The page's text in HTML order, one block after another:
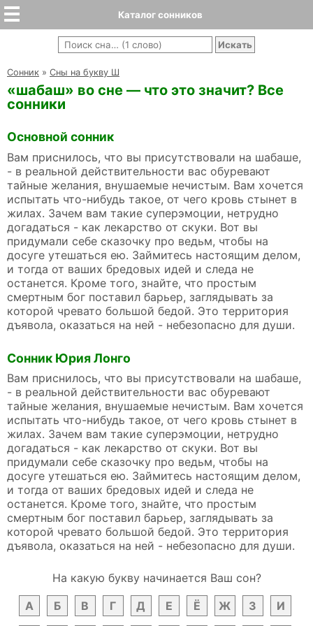
Каталог сонников
Cонник » Сны на букву Ш
«шабаш» во сне — что это значит? Все
сонники
Основной сонник
Вам приснилось, что вы присутствовали на шабаше,
- в реальной действительности вас обуревают
тайные желания, внушаемые нечистым. Вам хочется
испытать что-нибудь такое, от чего кровь стынет в
жилах. Зачем вам такие суперэмоции, нетрудно
догадаться - как лекарство от скуки. Вот вы
придумали себе сказочку про ведьм, чтобы на
досуге утешаться ею. Займитесь настоящим делом,
и тогда от ваших бредовых идей и следа не
останется. Кроме того, знайте, что простым
смертным бог поставил барьер, заглядывать за
которой чревато большой бедой. Это территория
дъявола, оказаться на ней - небезопасно для души.
Сонник Юрия Лонго
Вам приснилось, что вы присутствовали на шабаше,
- в реальной действительности вас обуревают
тайные желания, внушаемые нечистым. Вам хочется
испытать что-нибудь такое, от чего кровь стынет в
жилах. Зачем вам такие суперэмоции, нетрудно
догадаться - как лекарство от скуки. Вот вы
придумали себе сказочку про ведьм, чтобы на
досуге утешаться ею. Займитесь настоящим делом,
и тогда от ваших бредовых идей и следа не
останется. Кроме того, знайте, что простым
смертным бог поставил барьер, заглядывать за
которой чревато большой бедой. Это территория
дъявола, оказаться на ней - небезопасно для души.
На какую букву начинается Ваш сон?
А
Б В Г Д Е Ё Ж З И